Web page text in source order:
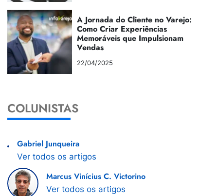
A Jornada do Cliente no Varejo:
Como Criar Experiências
Memoráveis que Impulsionam
Vendas
22/04/2025
COLUNISTAS
Gabriel Junqueira
Ver todos os artigos
Marcus Vinícius C. Victorino
Ver todos os artigos